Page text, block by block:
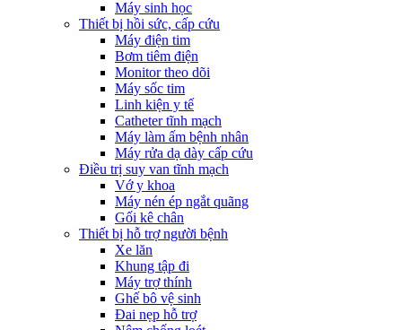
Máy sinh học
Thiết bị hồi sức, cấp cứu
Máy điện tim
Bơm tiêm điện
Monitor theo dõi
Máy sốc tim
Linh kiện y tế
Catheter tĩnh mạch
Máy làm ấm bệnh nhân
Máy rửa dạ dày cấp cứu
Điều trị suy van tĩnh mạch
Vớ y khoa
Máy nén ép ngắt quãng
Gối kê chân
Thiết bị hỗ trợ người bệnh
Xe lăn
Khung tập đi
Máy trợ thính
Ghế bô vệ sinh
Đai nẹp hỗ trợ